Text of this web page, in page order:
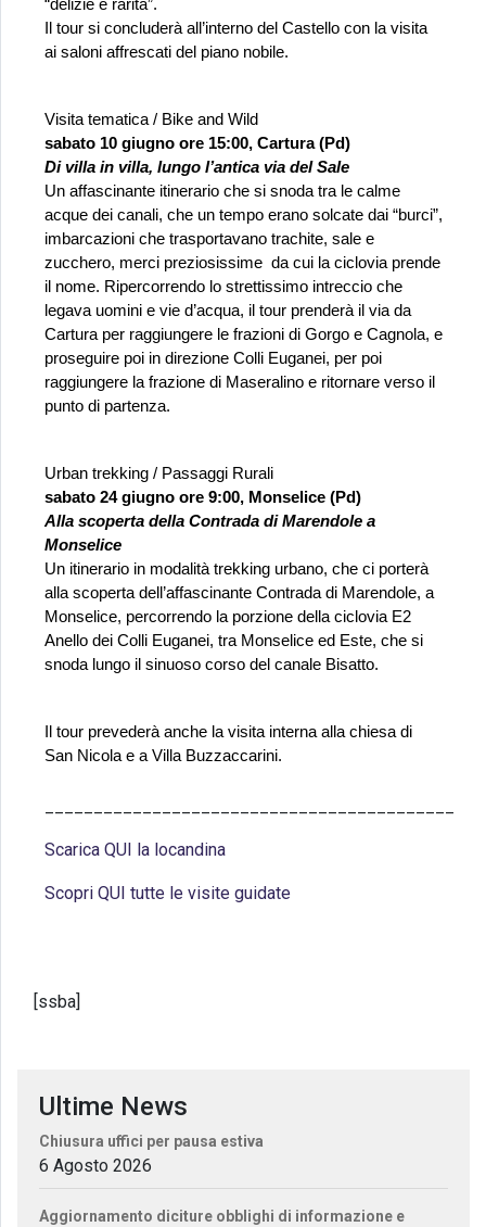
“delizie e rarità”.
Il tour si concluderà all’interno del Castello con la visita
ai saloni affrescati del piano nobile.
Visita tematica / Bike and Wild
sabato 10 giugno ore 15:00, Cartura (Pd)
Di villa in villa, lungo l’antica via del Sale
Un affascinante itinerario che si snoda tra le calme
acque dei canali, che un tempo erano solcate dai “burci”,
imbarcazioni che trasportavano trachite, sale e
zucchero, merci preziosissime  da cui la ciclovia prende
il nome. Ripercorrendo lo strettissimo intreccio che
legava uomini e vie d’acqua, il tour prenderà il via da
Cartura per raggiungere le frazioni di Gorgo e Cagnola, e
proseguire poi in direzione Colli Euganei, per poi
raggiungere la frazione di Maseralino e ritornare verso il
punto di partenza.
Urban trekking / Passaggi Rurali
sabato 24 giugno ore 9:00, Monselice (Pd)
Alla scoperta della Contrada di Marendole a
Monselice
Un itinerario in modalità trekking urbano, che ci porterà
alla scoperta dell’affascinante Contrada di Marendole, a
Monselice, percorrendo la porzione della ciclovia E2
Anello dei Colli Euganei, tra Monselice ed Este, che si
snoda lungo il sinuoso corso del canale Bisatto.
Il tour prevederà anche la visita interna alla chiesa di
San Nicola e a Villa Buzzaccarini.
Scarica QUI la locandina
Scopri QUI tutte le visite guidate
[ssba]
Ultime News
Chiusura uffici per pausa estiva
6 Agosto 2026
Aggiornamento diciture obblighi di informazione e